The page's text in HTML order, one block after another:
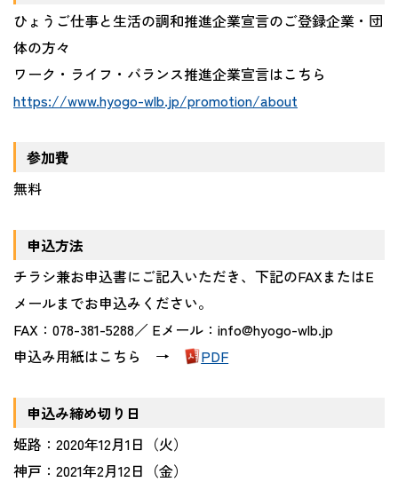
ひょうご仕事と生活の調和推進企業宣言のご登録企業・団
体の方々
ワーク・ライフ・バランス推進企業宣言はこちら
https://www.hyogo-wlb.jp/promotion/about
参加費
無料
申込方法
チラシ兼お申込書にご記入いただき、下記のFAXまたはE
メールまでお申込みください。
FAX：078-381-5288／ Eメール：info@hyogo-wlb.jp
申込み用紙はこちら →
PDF
申込み締め切り日
姫路：2020年12月1日（火）
神戸：2021年2月12日（金）